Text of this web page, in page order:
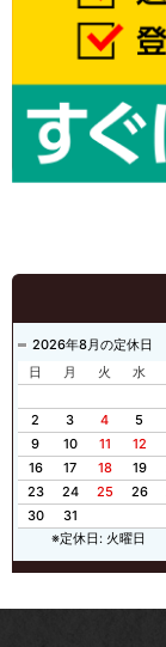
2026年8月の定休日
日
月 火 水
2
3 4 5
9
10 11 12
16
17 18 19
23
24 25 26
30
31
※定休日: 火曜日